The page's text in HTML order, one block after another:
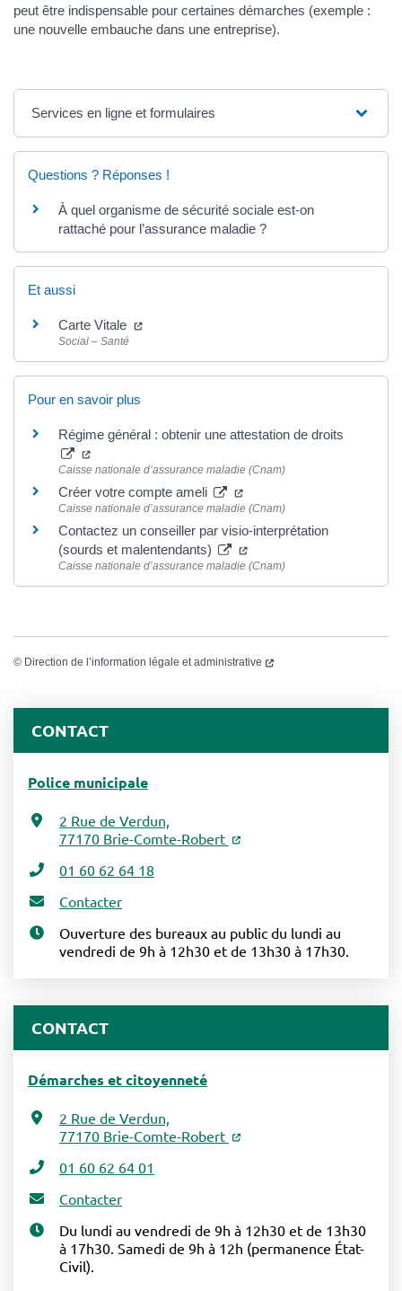
peut être indispensable pour certaines démarches (exemple :
une nouvelle embauche dans une entreprise).
Services en ligne et formulaires
Questions ? Réponses !
À quel organisme de sécurité sociale est-on
rattaché pour l’assurance maladie ?
Et aussi
Carte Vitale
Social – Santé
Pour en savoir plus
Régime général : obtenir une attestation de droits
Caisse nationale d’assurance maladie (Cnam)
Créer votre compte ameli
Caisse nationale d’assurance maladie (Cnam)
Contactez un conseiller par visio-interprétation
(sourds et malentendants)
Caisse nationale d’assurance maladie (Cnam)
© Direction de l’information légale et administrative
CONTACT
Police municipale
2 Rue de Verdun,
77170 Brie-Comte-Robert
01 60 62 64 18
Contacter
Ouverture des bureaux au public du lundi au
vendredi de 9h à 12h30 et de 13h30 à 17h30.
CONTACT
Démarches et citoyenneté
2 Rue de Verdun,
77170 Brie-Comte-Robert
01 60 62 64 01
Contacter
Du lundi au vendredi de 9h à 12h30 et de 13h30
à 17h30. Samedi de 9h à 12h (permanence État-
Civil).